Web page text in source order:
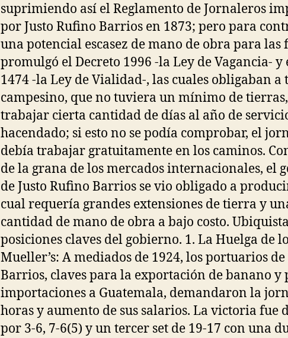
suprimiendo así el Reglamento de Jornaleros
por Justo Rufino Barrios en 1873; pero para
una potencial escasez de mano de obra para las
promulgó el Decreto 1996 -la Ley de Vagancia- y
1474 -la Ley de Vialidad-, las cuales obligaban a
campesino, que no tuviera un mínimo de
trabajar cierta cantidad de días al año de
hacendado; si esto no se podía comprobar, el
debía trabajar gratuitamente en los caminos.
de la grana de los mercados internacionales, el
de Justo Rufino Barrios se vio obligado a
cual requería grandes extensiones de tierra y
cantidad de mano de obra a bajo costo.
posiciones claves del gobierno. 1. La Huelga de
Mueller’s: A mediados de 1924, los portuarios
Barrios, claves para la exportación de banano y
importaciones a Guatemala, demandaron la
horas y aumento de sus salarios. La victoria fue
por 3-6, 7-6(5) y un tercer set de 19-17 con una